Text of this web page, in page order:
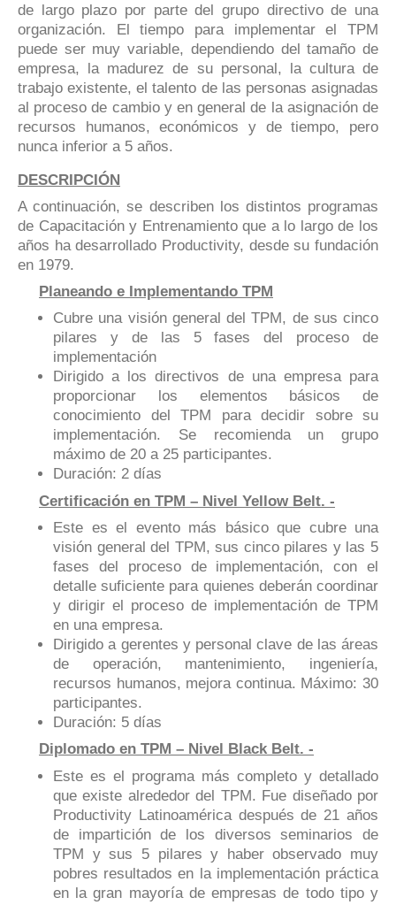
de largo plazo por parte del grupo directivo de una
organización. El tiempo para implementar el TPM
puede ser muy variable, dependiendo del tamaño de
empresa, la madurez de su personal, la cultura de
trabajo existente, el talento de las personas asignadas
al proceso de cambio y en general de la asignación de
recursos humanos, económicos y de tiempo, pero
nunca inferior a 5 años.
DESCRIPCIÓN
A continuación, se describen los distintos programas
de Capacitación y Entrenamiento que a lo largo de los
años ha desarrollado Productivity, desde su fundación
en 1979.
Planeando e Implementando TPM
Cubre una visión general del TPM, de sus cinco
pilares y de las 5 fases del proceso de
implementación
Dirigido a los directivos de una empresa para
proporcionar los elementos básicos de
conocimiento del TPM para decidir sobre su
implementación. Se recomienda un grupo
máximo de 20 a 25 participantes.
Duración: 2 días
Certificación en TPM – Nivel Yellow Belt. -
Este es el evento más básico que cubre una
visión general del TPM, sus cinco pilares y las 5
fases del proceso de implementación, con el
detalle suficiente para quienes deberán coordinar
y dirigir el proceso de implementación de TPM
en una empresa.
Dirigido a gerentes y personal clave de las áreas
de operación, mantenimiento, ingeniería,
recursos humanos, mejora continua. Máximo: 30
participantes.
Duración: 5 días
Diplomado en TPM – Nivel Black Belt. -
Este es el programa más completo y detallado
que existe alrededor del TPM. Fue diseñado por
Productivity Latinoamérica después de 21 años
de impartición de los diversos seminarios de
TPM y sus 5 pilares y haber observado muy
pobres resultados en la implementación práctica
en la gran mayoría de empresas de todo tipo y